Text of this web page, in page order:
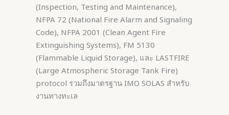
(Inspection, Testing and Maintenance),
NFPA 72 (National Fire Alarm and Signaling
Code), NFPA 2001 (Clean Agent Fire
Extinguishing Systems), FM 5130
(Flammable Liquid Storage), และ LASTFIRE
(Large Atmospheric Storage Tank Fire)
protocol รวมถึงมาตรฐาน IMO SOLAS สำหรับ
งานทางทะเล